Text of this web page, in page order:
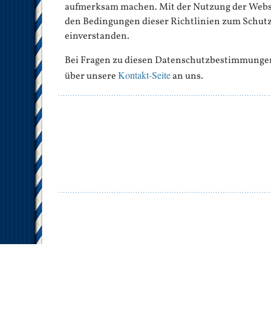
aufmerksam machen. Mit der Nutzung der
den Bedingungen dieser Richtlinien zum
einverstanden.
Bei Fragen zu diesen
über unsereKontakt-Seitean uns.